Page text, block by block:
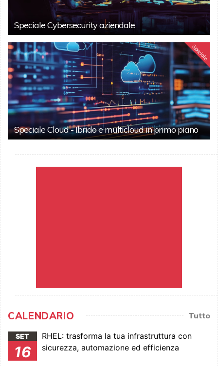
Speciale Cybersecurity aziendale
Speciale
Speciale Cloud - Ibrido e multicloud in primo piano
CALENDARIO Tutto
SET
16
RHEL: trasforma la tua infrastruttura con
sicurezza, automazione ed efficienza